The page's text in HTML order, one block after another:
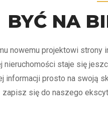
BYĆ NA
nowemu projektowi strony
nieruchomości staje się
informacji prosto na swoją
zapisz się do naszego